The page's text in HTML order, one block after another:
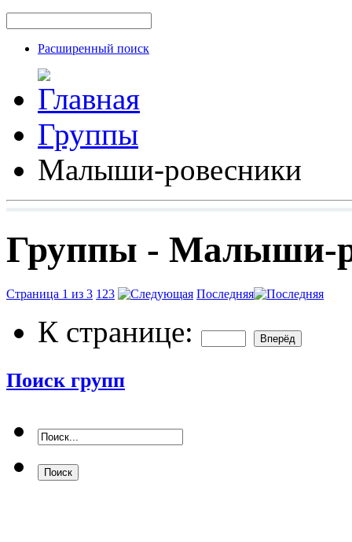
Расширенный поиск
Группы
Малыши-ровесники
Группы - Малыши-
Страница 1 из 3 123 Последняя
К странице:
Поиск групп